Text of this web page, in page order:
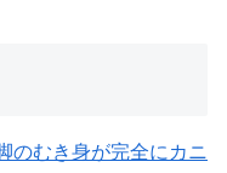
のむき身が完全にカニ